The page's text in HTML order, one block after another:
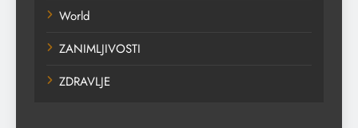
World
ZANIMLJIVOSTI
ZDRAVLJE